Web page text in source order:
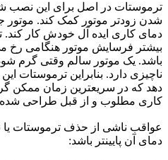
ترموستات در اصل برای این نصب
شدن زودتر موتور کمک کند.
دمای کاری ایده آل خودش کار کند.
بیشتر فرسایش موتور هنگامی رخ
باشد. یک موتور سالم وقتی گرم
ناچیزی دارد. بنابراین ترموستات
دهد که در سریعترین زمان ممکن
کاری مطلوب و از قبل طراحی
عواقب ناشی از حذف ترموستات
دمای آن پایینتر باشد: